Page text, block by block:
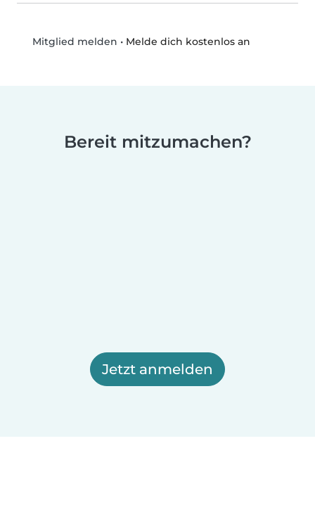
Mitglied melden • Melde dich kostenlos an
Bereit mitzumachen?
Jetzt anmelden